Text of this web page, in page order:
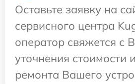
Оставьте заявку на
сервисного центра
оператор свяжется с
уточнения стоимости
ремонта Вашего